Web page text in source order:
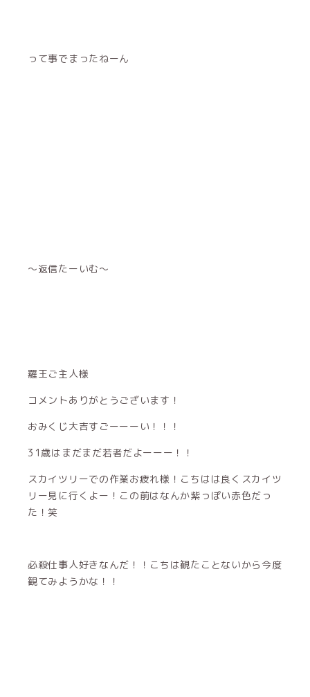
って事でまったねーん
〜返信たーいむ〜
羅王ご主人様
コメントありがとうございます！
おみくじ大吉すごーーーい！！！
31歳はまだまだ若者だよーーー！！
スカイツリーでの作業お疲れ様！こちはは良くスカイツ
リー見に行くよー！この前はなんか紫っぽい赤色だっ
た！笑
必殺仕事人好きなんだ！！こちは観たことないから今度
観てみようかな！！